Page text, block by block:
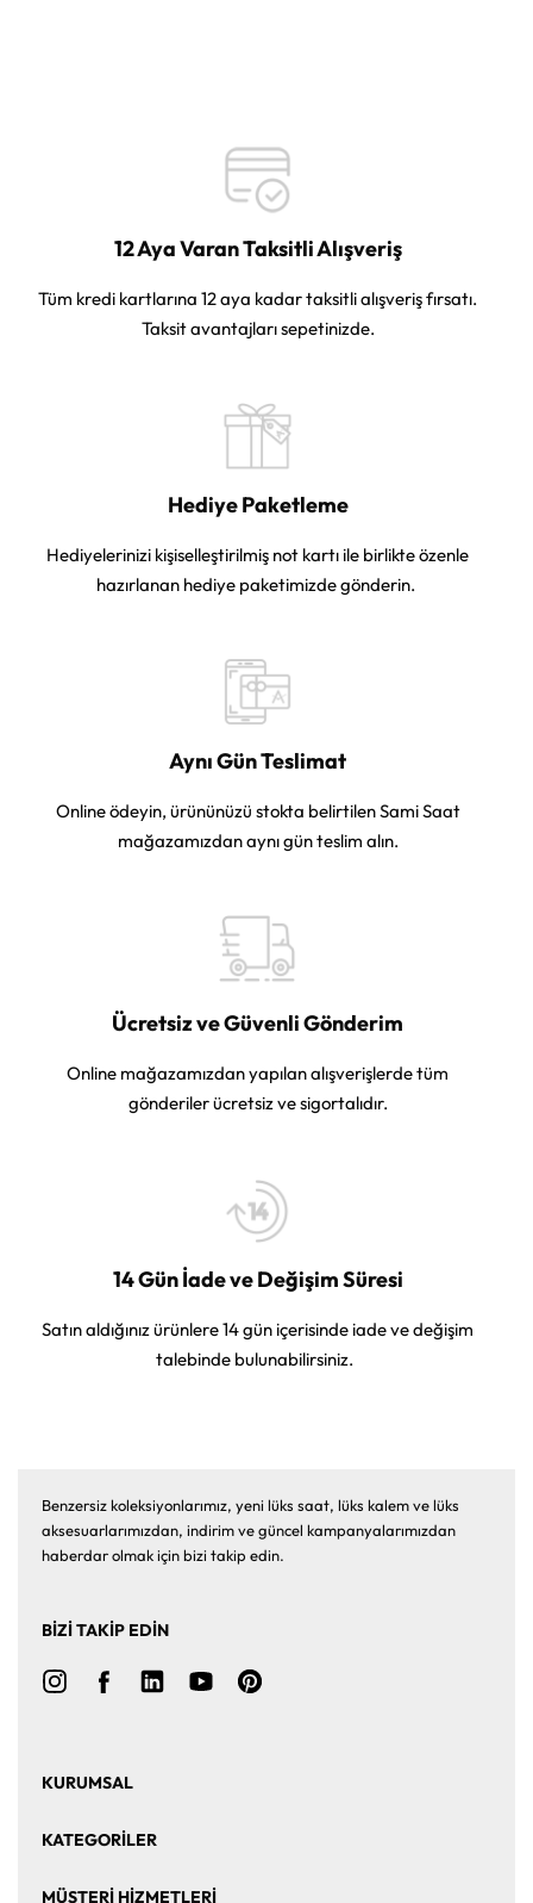
12 Aya Varan Taksitli Alışveriş
Tüm kredi kartlarına 12 aya kadar taksitli alışveriş fırsatı.
Taksit avantajları sepetinizde.
Hediye Paketleme
Hediyelerinizi kişiselleştirilmiş not kartı ile birlikte özenle
hazırlanan hediye paketimizde gönderin.
Aynı Gün Teslimat
Online ödeyin, ürününüzü stokta belirtilen Sami Saat
mağazamızdan aynı gün teslim alın.
Ücretsiz ve Güvenli Gönderim
Online mağazamızdan yapılan alışverişlerde tüm
gönderiler ücretsiz ve sigortalıdır.
14 Gün İade ve Değişim Süresi
Satın aldığınız ürünlere 14 gün içerisinde iade ve değişim
talebinde bulunabilirsiniz.
Benzersiz koleksiyonlarımız, yeni lüks saat, lüks kalem ve lüks
aksesuarlarımızdan, indirim ve güncel kampanyalarımızdan
haberdar olmak için bizi takip edin.
BİZİ TAKİP EDİN
KURUMSAL
KATEGORİLER
MÜŞTERİ HİZMETLERİ